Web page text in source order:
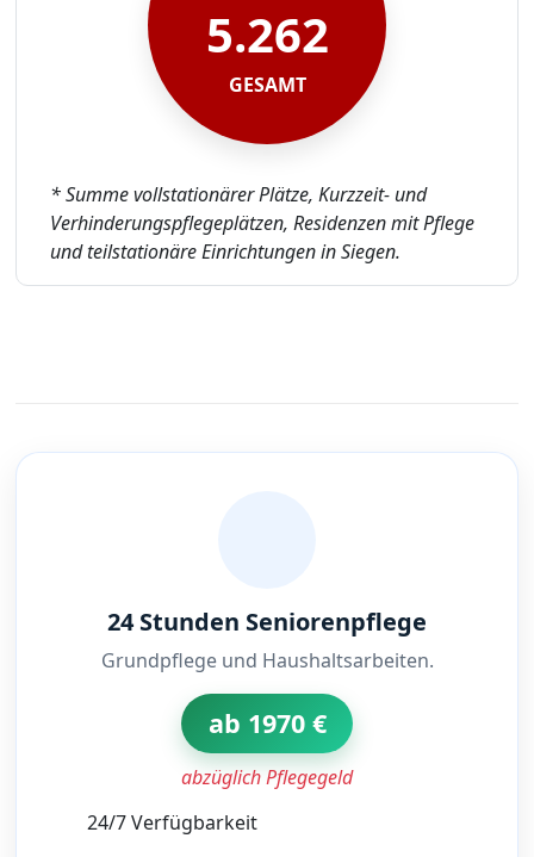
5.262
GESAMT
* Summe vollstationärer Plätze, Kurzzeit- und
Verhinderungspflegeplätzen, Residenzen mit Pflege
und teilstationäre Einrichtungen in Siegen.
24 Stunden Seniorenpflege
Grundpflege und Haushaltsarbeiten.
ab 1970 €
abzüglich Pflegegeld
24/7 Verfügbarkeit